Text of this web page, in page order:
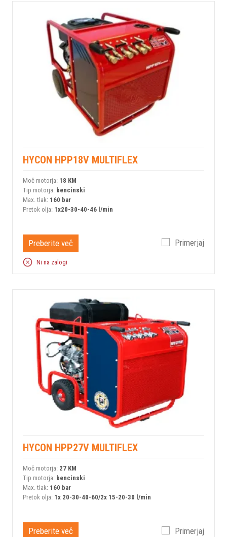
HYCON HPP18V MULTIFLEX
Moč motorja: 18 KM
Tip motorja: bencinski
Max. tlak: 160 bar
Pretok olja: 1x20-30-40-46 l/min
Preberite več Primerjaj
Ni na zalogi
HYCON HPP27V MULTIFLEX
Moč motorja: 27 KM
Tip motorja: bencinski
Max. tlak: 160 bar
Pretok olja: 1x 20-30-40-60/2x 15-20-30 l/min
Preberite več Primerjaj